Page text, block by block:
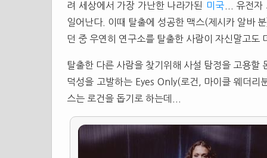
려 세상에서 가장 가난한 나라가된
미국 ... 유전
일어난다. 이때 탈출에 성공한 맥스(제시카 알바
던 중 우연히 연구소를 탈출한 사람이 자신말고도
탈출한 다른 사람을 찾기위해 사설 탐정을 고용할
덕성을 고발하는 Eyes Only(로건, 마이클 웨더
스는 로건을 돕기로 하는데...